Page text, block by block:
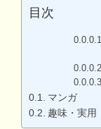
目次
マンガ
趣味・実用